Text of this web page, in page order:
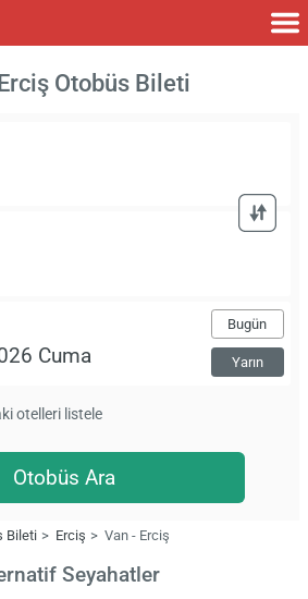
Otobüs Bileti
Bugün
Yarın
otelleri listele
Otobüs Ara
Bileti Erciş Van - Erciş
Seyahatler